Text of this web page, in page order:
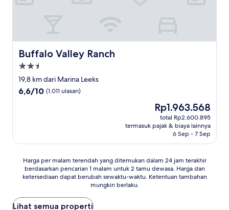
Buffalo Valley Ranch
Buffalo Valley Ranch
Properti
bintang
2.5
19,8 km dari Marina Leeks
6.6
6,6/10 (1.011 ulasan)
Harga
sekarang
Rp1.963.568
Rp1.963.568
total Rp2.600.895
termasuk pajak & biaya lainnya
6 Sep - 7 Sep
Harga
malam
yang
ditemukan
Harga per malam terendah yang ditemukan dalam 24 jam terakhir
berdasarkan pencarian 1 malam untuk 2 tamu dewasa. Harga dan
ketersediaan dapat berubah sewaktu-waktu. Ketentuan tambahan
mungkin berlaku.
Lihat semua properti